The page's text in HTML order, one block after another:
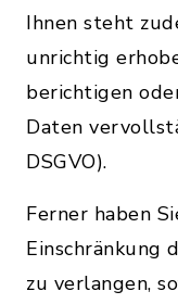
Ihnen steht
unrichtig
berichtigen
Daten
DSGVO).
Ferner haben
Einschränkung
zu verlangen,